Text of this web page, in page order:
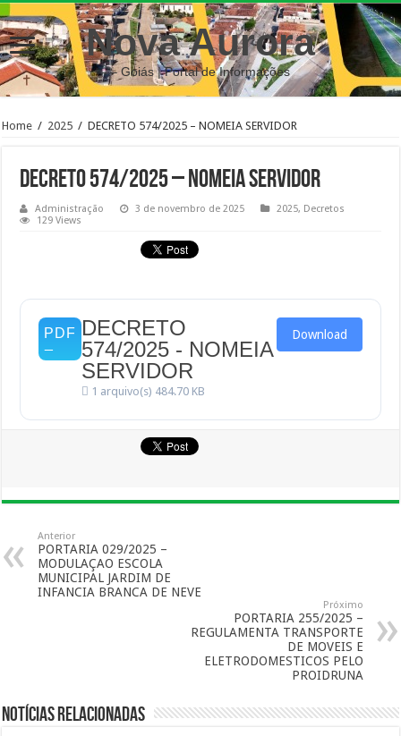
Nova Aurora
– Goiás | Portal de Informações
Home / 2025 / DECRETO 574/2025 – NOMEIA SERVIDOR
DECRETO 574/2025 – NOMEIA SERVIDOR
Administração 3 de novembro de 2025 2025, Decretos
129 Views
DECRETO
574/2025 - NOMEIA
SERVIDOR
1 arquivo(s) 484.70 KB
Download
Anterior
PORTARIA 029/2025 –
MODULAÇAO ESCOLA
MUNICIPAL JARDIM DE
INFANCIA BRANCA DE NEVE
Próximo
PORTARIA 255/2025 –
REGULAMENTA TRANSPORTE
DE MOVEIS E
ELETRODOMESTICOS PELO
PROIDRUNA
Notícias Relacionadas